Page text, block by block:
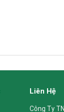
Liên Hệ
Công Ty